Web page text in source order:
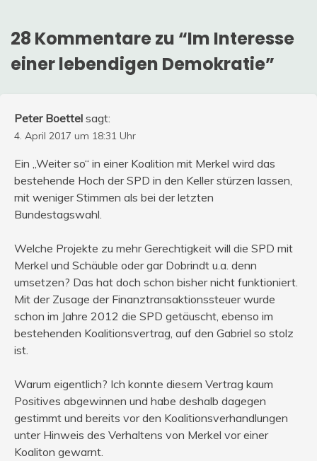
28 Kommentare zu “Im Interesse
einer lebendigen Demokratie”
Peter Boettel sagt:
4. April 2017 um 18:31 Uhr
Ein „Weiter so“ in einer Koalition mit Merkel wird das
bestehende Hoch der SPD in den Keller stürzen lassen,
mit weniger Stimmen als bei der letzten
Bundestagswahl.
Welche Projekte zu mehr Gerechtigkeit will die SPD mit
Merkel und Schäuble oder gar Dobrindt u.a. denn
umsetzen? Das hat doch schon bisher nicht funktioniert.
Mit der Zusage der Finanztransaktionssteuer wurde
schon im Jahre 2012 die SPD getäuscht, ebenso im
bestehenden Koalitionsvertrag, auf den Gabriel so stolz
ist.
Warum eigentlich? Ich konnte diesem Vertrag kaum
Positives abgewinnen und habe deshalb dagegen
gestimmt und bereits vor den Koalitionsverhandlungen
unter Hinweis des Verhaltens von Merkel vor einer
Koaliton gewarnt.